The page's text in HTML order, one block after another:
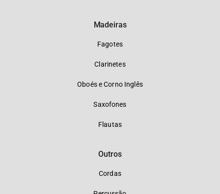
Madeiras
Fagotes
Clarinetes
Oboés e Corno Inglês
Saxofones
Flautas
Outros
Cordas